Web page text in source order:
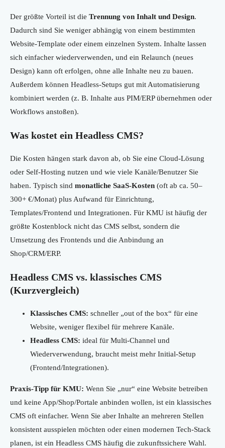
Der größte Vorteil ist die Trennung von Inhalt und Design.
Dadurch sind Sie weniger abhängig von einem bestimmten
Website-Template oder einem einzelnen System. Inhalte lassen
sich einfacher wiederverwenden, und ein Relaunch (neues
Design) kann oft erfolgen, ohne alle Inhalte neu zu bauen.
Außerdem können Headless-Setups gut mit Automatisierung
kombiniert werden (z. B. Inhalte aus PIM/ERP übernehmen oder
Workflows anstoßen).
Was kostet ein Headless CMS?
Die Kosten hängen stark davon ab, ob Sie eine Cloud-Lösung
oder Self-Hosting nutzen und wie viele Kanäle/Benutzer Sie
haben. Typisch sind monatliche SaaS-Kosten (oft ab ca. 50–
300+ €/Monat) plus Aufwand für Einrichtung,
Templates/Frontend und Integrationen. Für KMU ist häufig der
größte Kostenblock nicht das CMS selbst, sondern die
Umsetzung des Frontends und die Anbindung an
Shop/CRM/ERP.
Headless CMS vs. klassisches CMS
(Kurzvergleich)
Klassisches CMS: schneller „out of the box“ für eine
Website, weniger flexibel für mehrere Kanäle.
Headless CMS: ideal für Multi-Channel und
Wiederverwendung, braucht meist mehr Initial-Setup
(Frontend/Integrationen).
Praxis-Tipp für KMU: Wenn Sie „nur“ eine Website betreiben
und keine App/Shop/Portale anbinden wollen, ist ein klassisches
CMS oft einfacher. Wenn Sie aber Inhalte an mehreren Stellen
konsistent ausspielen möchten oder einen modernen Tech-Stack
planen, ist ein Headless CMS häufig die zukunftssichere Wahl.